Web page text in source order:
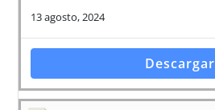
13 agosto, 2024
Descargar